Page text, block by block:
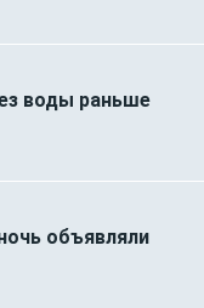
воды раньше
объявляли